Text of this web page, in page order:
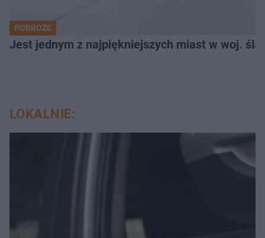
PODRÓŻE
Jest jednym z najpiękniejszych miast w woj.
LOKALNIE: